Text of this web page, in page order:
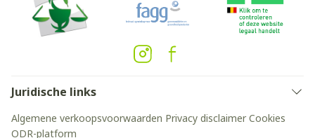
Juridische links
Algemene verkoopsvoorwaarden Privacy disclaimer Cookies
ODR-platform